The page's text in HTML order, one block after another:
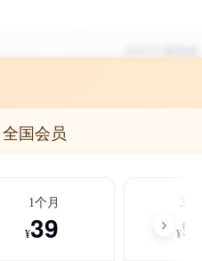
全国会员
1个月
¥39
3个
¥99